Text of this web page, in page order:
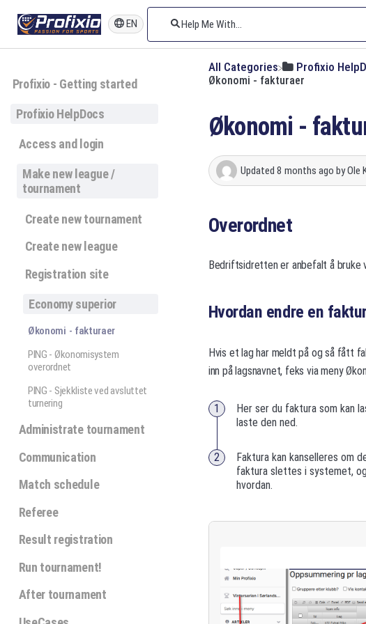
EN
Profixio - Getting started
Profixio HelpDocs
Access and login
Make new league /
tournament
Create new tournament
Create new league
Registration site
Economy superior
Økonomi - fakturaer
PING - Økonomisystem
overordnet
PING - Sjekkliste ved avsluttet
turnering
Administrate tournament
Communication
Match schedule
Referee
Result registration
Run tournament!
After tournament
All Categories ​Profixio
Økonomi - fakturaer
Økonomi -
Updated 8 months ago byOle
Overordnet
Bedriftsidretten er anbefalt å bruke
Hvordan endre en
Hvis et lag har meldt på og så fått
inn på lagsnavnet, feks via meny
Her ser du faktura som kan
laste den ned.
Faktura kan kanselleres om
faktura slettes i systemet,
hvordan.